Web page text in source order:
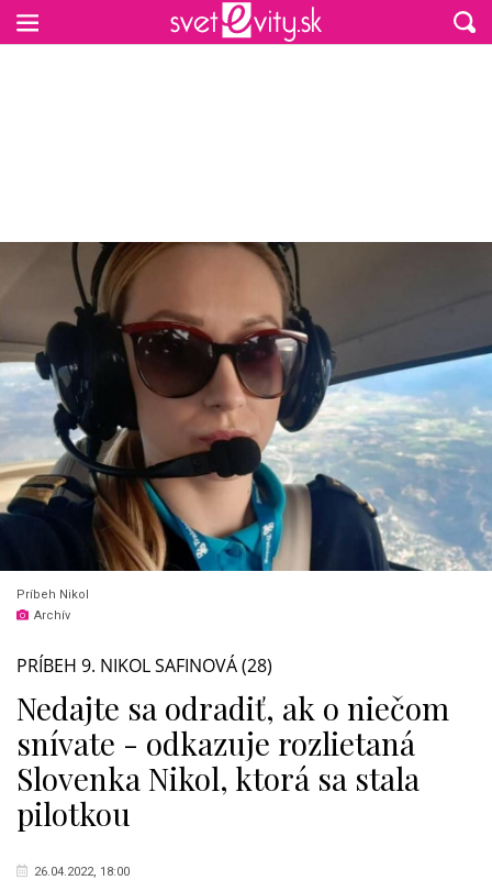
Príbeh Nikol
Archív
PRÍBEH 9. NIKOL SAFINOVÁ (28)
Nedajte sa odradiť, ak o niečom
snívate - odkazuje rozlietaná
Slovenka Nikol, ktorá sa stala
pilotkou
26.04.2022, 18:00